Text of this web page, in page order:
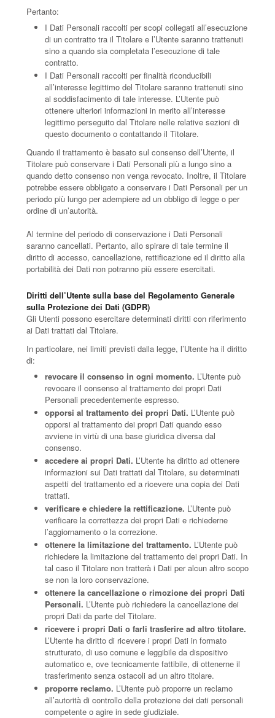
Pertanto:
I Dati Personali raccolti per scopi collegati all’esecuzione
di un contratto tra il Titolare e l’Utente saranno trattenuti
sino a quando sia completata l’esecuzione di tale
contratto.
I Dati Personali raccolti per finalità riconducibili
all’interesse legittimo del Titolare saranno trattenuti sino
al soddisfacimento di tale interesse. L’Utente può
ottenere ulteriori informazioni in merito all’interesse
legittimo perseguito dal Titolare nelle relative sezioni di
questo documento o contattando il Titolare.
Quando il trattamento è basato sul consenso dell’Utente, il
Titolare può conservare i Dati Personali più a lungo sino a
quando detto consenso non venga revocato. Inoltre, il Titolare
potrebbe essere obbligato a conservare i Dati Personali per un
periodo più lungo per adempiere ad un obbligo di legge o per
ordine di un’autorità.
Al termine del periodo di conservazione i Dati Personali
saranno cancellati. Pertanto, allo spirare di tale termine il
diritto di accesso, cancellazione, rettificazione ed il diritto alla
portabilità dei Dati non potranno più essere esercitati.
Diritti dell’Utente sulla base del Regolamento Generale
sulla Protezione dei Dati (GDPR)
Gli Utenti possono esercitare determinati diritti con riferimento
ai Dati trattati dal Titolare.
In particolare, nei limiti previsti dalla legge, l’Utente ha il diritto
di:
revocare il consenso in ogni momento. L’Utente può
revocare il consenso al trattamento dei propri Dati
Personali precedentemente espresso.
opporsi al trattamento dei propri Dati. L’Utente può
opporsi al trattamento dei propri Dati quando esso
avviene in virtù di una base giuridica diversa dal
consenso.
accedere ai propri Dati. L’Utente ha diritto ad ottenere
informazioni sui Dati trattati dal Titolare, su determinati
aspetti del trattamento ed a ricevere una copia dei Dati
trattati.
verificare e chiedere la rettificazione. L’Utente può
verificare la correttezza dei propri Dati e richiederne
l’aggiornamento o la correzione.
ottenere la limitazione del trattamento. L’Utente può
richiedere la limitazione del trattamento dei propri Dati. In
tal caso il Titolare non tratterà i Dati per alcun altro scopo
se non la loro conservazione.
ottenere la cancellazione o rimozione dei propri Dati
Personali. L’Utente può richiedere la cancellazione dei
propri Dati da parte del Titolare.
ricevere i propri Dati o farli trasferire ad altro titolare.
L’Utente ha diritto di ricevere i propri Dati in formato
strutturato, di uso comune e leggibile da dispositivo
automatico e, ove tecnicamente fattibile, di ottenerne il
trasferimento senza ostacoli ad un altro titolare.
proporre reclamo. L’Utente può proporre un reclamo
all’autorità di controllo della protezione dei dati personali
competente o agire in sede giudiziale.